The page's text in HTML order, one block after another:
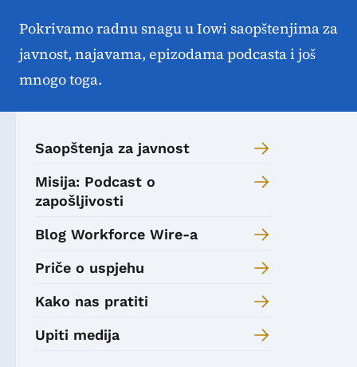
Pokrivamo radnu snagu u Iowi saopštenjima za
javnost, najavama, epizodama podcasta i još
mnogo toga.
Saopštenja za javnost
Misija: Podcast o
zapošljivosti
Blog Workforce Wire-a
Priče o uspjehu
Kako nas pratiti
Upiti medija